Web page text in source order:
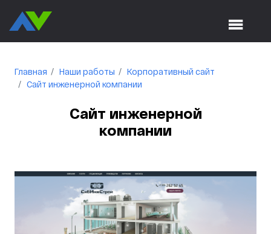
Главная Наши работы
Корпоративный сайт
Сайт инженерной компании
Сайт инженерной
компании